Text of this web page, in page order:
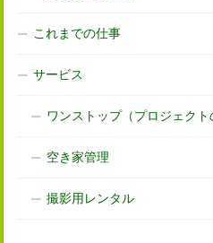
これまでの仕事
サービス
ワンストップ（プロジェクト
空き家管理
撮影用レンタル